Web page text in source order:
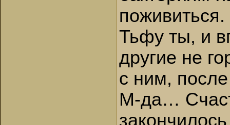
поживиться.
Тьфу ты, и
другие не
с ним,
М-да…